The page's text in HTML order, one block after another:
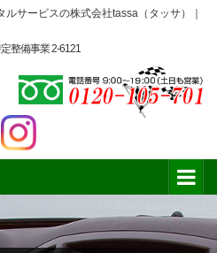
サービスの株式会社tassa（タッサ）｜
整備事業 2-6121